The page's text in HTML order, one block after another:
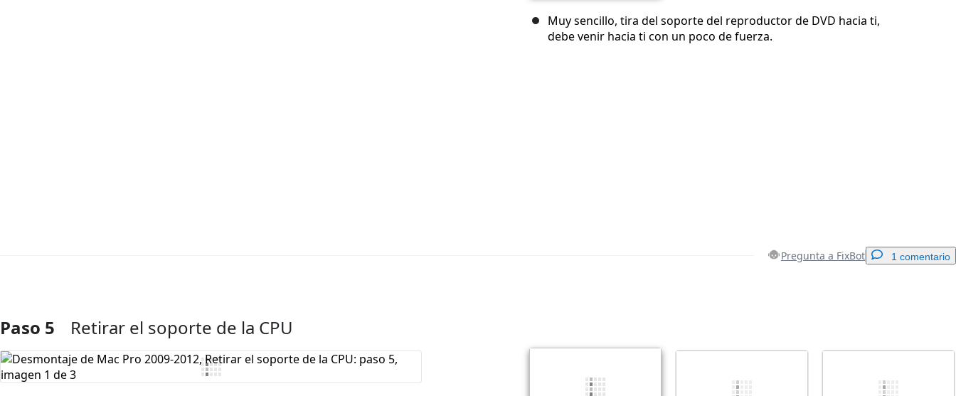
Muy sencillo, tira del soporte del reproductor de DVD hacia ti,
debe venir hacia ti con un poco de fuerza.
Pregunta a FixBot 1 comentario
Agregar Comentario
Paso 5 Retirar el soporte de la CPU